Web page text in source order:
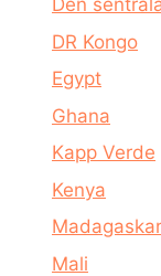
Den
DR Kongo
Egypt
Ghana
Kapp Verde
Kenya
Madagaskar
Mali